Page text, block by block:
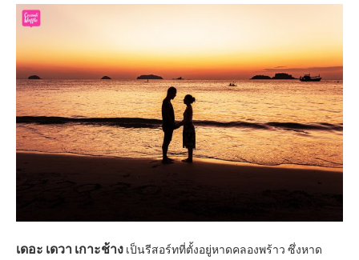
เดอะ เดวา เกาะช้าง เป็นรีสอร์ทที่ตั้งอยู่หาดคลองพร้าว ซึ่งหาด